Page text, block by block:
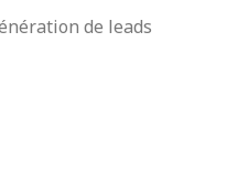
de leads